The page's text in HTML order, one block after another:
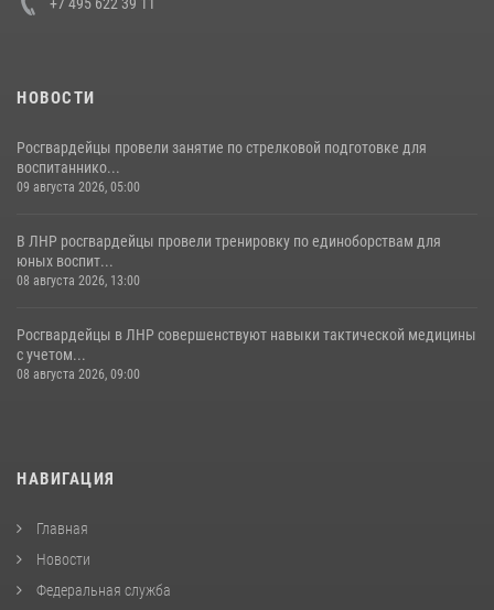
НОВОСТИ
Росгвардейцы провели занятие по стрелковой подготовке для
воспитаннико...
09 августа 2026, 05:00
В ЛНР росгвардейцы провели тренировку по единоборствам для
юных воспит...
08 августа 2026, 13:00
Росгвардейцы в ЛНР совершенствуют навыки тактической медицины
с учетом...
08 августа 2026, 09:00
НАВИГАЦИЯ
Главная
Новости
Федеральная служба